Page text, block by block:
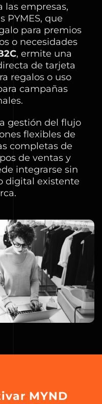
las empresas,
PYMES, que
para premios
o necesidades
, ermite una
de tarjeta
regalos o uso
campañas
gestión del flujo
flexibles de
completas de
de ventas y
integrarse sin
digital existente
MYND